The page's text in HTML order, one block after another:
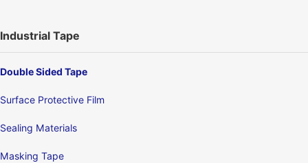
Industrial Tape
Double Sided Tape
Surface Protective Film
Sealing Materials
Masking Tape